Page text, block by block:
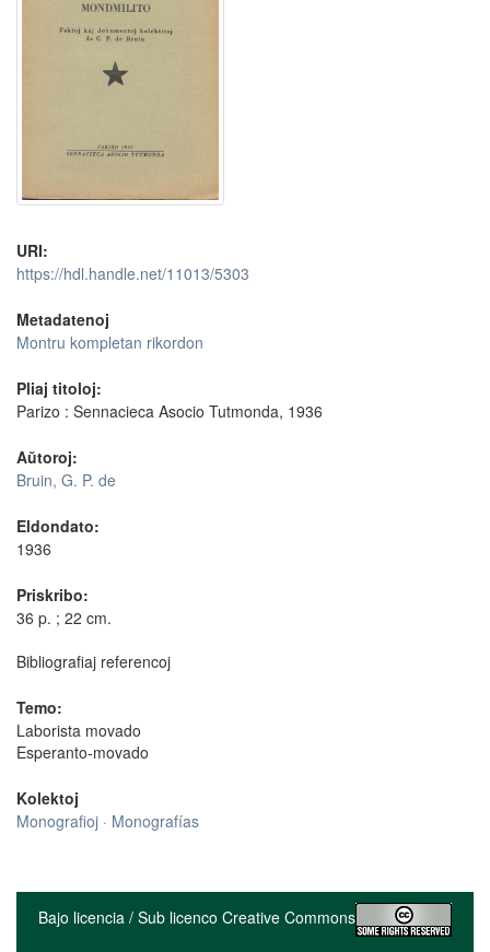
URI:
https://hdl.handle.net/11013/5303
Metadatenoj
Montru kompletan rikordon
Pliaj titoloj:
Parizo : Sennacieca Asocio Tutmonda, 1936
Aŭtoroj:
Bruin, G. P. de
Eldondato:
1936
Priskribo:
36 p. ; 22 cm.
Bibliografiaj referencoj
Temo:
Laborista movado
Esperanto-movado
Kolektoj
Monografioj · Monografías
Bajo licencia / Sub licenco Creative Commons